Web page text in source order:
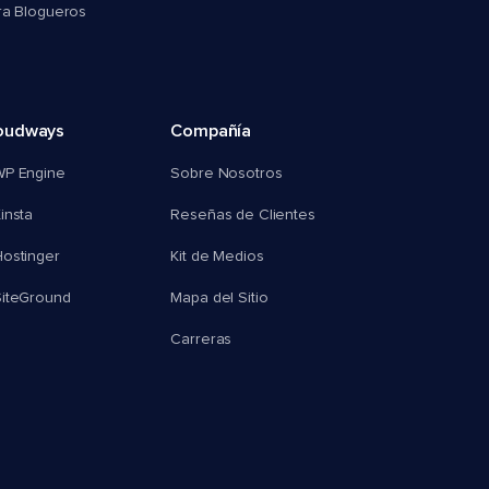
Blogueros
Engine
Compañía
Sobre Nosotros
Reseñas de Clientes
Kit de Medios
Mapa del Sitio
Carreras